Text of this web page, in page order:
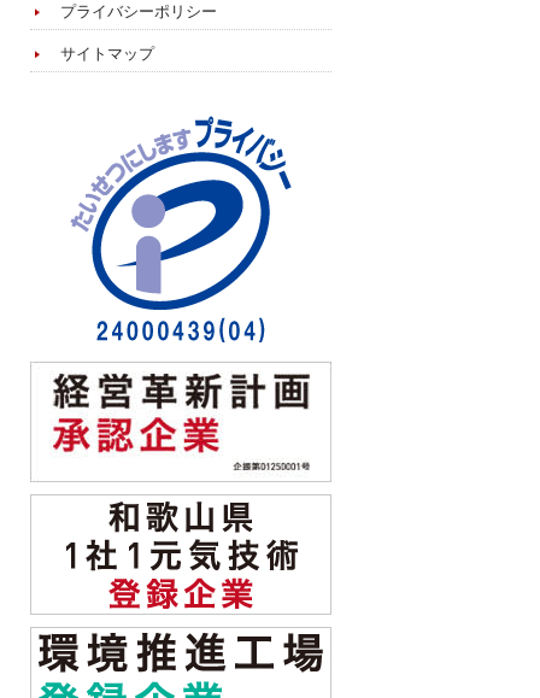
プライバシーポリシー
サイトマップ